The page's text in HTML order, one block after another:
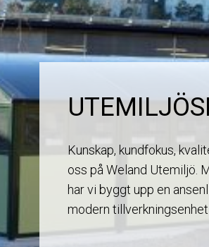
Kunskap, kundfokus,
oss på Weland Utemiljö.
har vi byggt upp en
modern